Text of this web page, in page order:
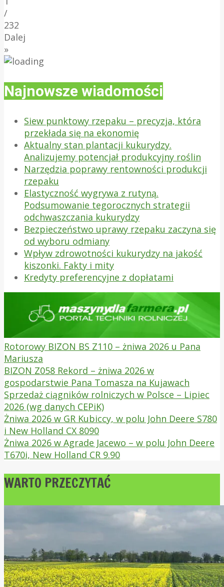
/
232
Dalej
»
Najnowsze wiadomości
Siew punktowy rzepaku – precyzja, która
przekłada się na ekonomię
Aktualny stan plantacji kukurydzy.
Analizujemy potencjał produkcyjny roślin
Narzędzia poprawy rentowności produkcji
rzepaku
Elastyczność wygrywa z rutyną.
Podsumowanie tegorocznych strategii
odchwaszczania kukurydzy
Bezpieczeństwo uprawy rzepaku zaczyna się
od wyboru odmiany
Wpływ zdrowotności kukurydzy na jakość
kiszonki. Fakty i mity
Kredyty preferencyjne z dopłatami
Rotorowy BIZON BS Z110 – żniwa 2026 u Pana
Mariusza
BIZON Z058 Rekord – żniwa 2026 w
gospodarstwie Pana Tomasza na Kujawach
Sprzedaż ciągników rolniczych w Polsce – Lipiec
2026 (wg danych CEPiK)
Żniwa 2026 w GR Kubiccy, w polu John Deere S780
i New Holland CX 8090
Żniwa 2026 w Agrade Jacewo – w polu John Deere
T670i, New Holland CR 9.90
WARTO PRZECZYTAĆ